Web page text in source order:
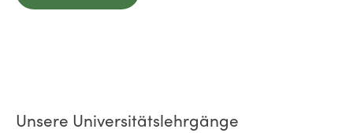
Unsere Universitätslehrgänge